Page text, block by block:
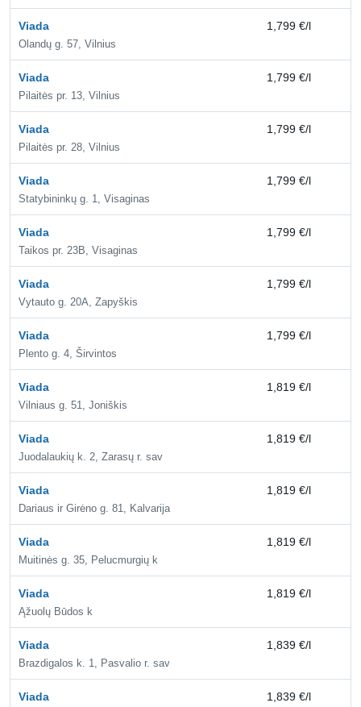
Viada
Olandų g. 57, Vilnius
1,799 €/l
Viada
Pilaitės pr. 13, Vilnius
1,799 €/l
Viada
Pilaitės pr. 28, Vilnius
1,799 €/l
Viada
Statybininkų g. 1, Visaginas
1,799 €/l
Viada
Taikos pr. 23B, Visaginas
1,799 €/l
Viada
Vytauto g. 20A, Zapyškis
1,799 €/l
Viada
Plento g. 4, Širvintos
1,799 €/l
Viada
Vilniaus g. 51, Joniškis
1,819 €/l
Viada
Juodalaukių k. 2, Zarasų r. sav
1,819 €/l
Viada
Dariaus ir Girėno g. 81, Kalvarija
1,819 €/l
Viada
Muitinės g. 35, Pelucmurgių k
1,819 €/l
Viada
Ąžuolų Būdos k
1,819 €/l
Viada
Brazdigalos k. 1, Pasvalio r. sav
1,839 €/l
Viada
1,839 €/l